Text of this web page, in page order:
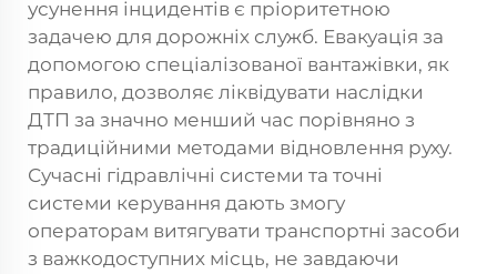
усунення інцидентів є пріоритетною
задачею для дорожніх служб. Евакуація за
допомогою спеціалізованої вантажівки, як
правило, дозволяє ліквідувати наслідки
ДТП за значно менший час порівняно з
традиційними методами відновлення руху.
Сучасні гідравлічні системи та точні
системи керування дають змогу
операторам витягувати транспортні засоби
з важкодоступних місць, не завдаючи